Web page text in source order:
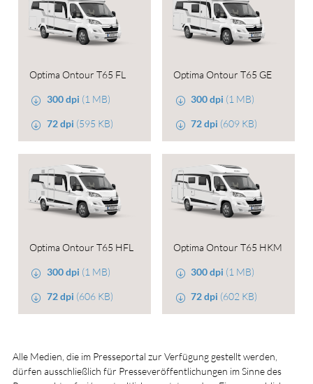
Optima Ontour T65 FL
300 dpi (1 MB)
72 dpi (595 KB)
Optima Ontour T65 GE
300 dpi (1 MB)
72 dpi (609 KB)
Optima Ontour T65 HFL
300 dpi (1 MB)
72 dpi (606 KB)
Optima Ontour T65 HKM
300 dpi (1 MB)
72 dpi (602 KB)
Alle Medien, die im Presseportal zur Verfügung gestellt werden,
dürfen ausschließlich für Presseveröffentlichungen im Sinne des